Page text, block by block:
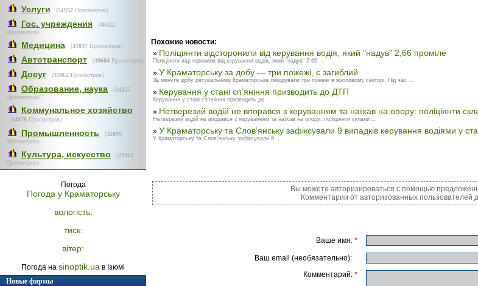
Услуги (51957 Просмотров)
Гос. учреждения (48422
Просмотров)
Медицина (41037 Просмотров)
Автотранспорт (39604 Просмотров)
Досуг (35962 Просмотров)
Образование, наука (34255
Просмотров)
Коммунальное хозяйство
(34078 Просмотров)
Промышленность (32099
Просмотров)
Культура, искусство (25912
Просмотров)
Погода
Погода у Краматорську
вологість:
тиск:
вітер:
Погода на sinoptik.ua в Ізюмі
Новые фирмы
Похожие новости:
» Поліціянти відсторонили від керування водія, який "надув" 2,66 проміле
Поліціянти відсторонили від керування водія, який "надув" 2,66 ...
» У Краматорську за добу — три пожежі, є загиблий
За минулу добу рятувальники Краматорська ліквідували три пожежі в житловому секторі. Під час ...
» Керування у стані сп’яніння призводить до ДТП
Керування у стані сп’яніння призводить до ...
» Нетверезий водій не впорався з керуванням та наїхав на опору: поліціянти
Нетверезий водій не впорався з керуванням та наїхав на опору: поліціянти склали ...
» У Краматорську та Слов’янську зафіксували 9 випадків керування водіями у
У Краматорську та Слов’янську зафіксували 9 ...
Вы можете авторизироваться с помощью
Комментарии от авторизованных пользователей
Ваше имя: *
Ваш email (необязательно):
Комментарий: *